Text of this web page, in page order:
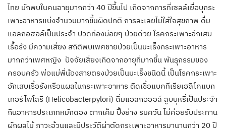
ไทย มักพบในคนอายุมากกว่า 40 ปีขึ้นไป เกิดจากการที่เซลล์เยื่อบุกระ
เพาะอาหารแบ่งจำนวนมากขึ้นผิดปกติ การละเลยไม่ใส่ใจสุขภาพ ดื่ม
แอลกอฮอล์เป็นประจำ ปวดท้องบ่อยๆ ป่วยด้วย โรคกระเพาะอักเสบ
เรื้อรัง มีความเสี่ยง สถิติพบเพศชายป่วยเป็นมะเร็งกระเพาะอาหาร
มากกว่าเพศหญิง ปัจจัยเสี่ยงเกิดจากอายุที่มากขึ้น พันธุกรรมของ
ครอบครัว พ่อแม่พี่น้องสายตรงป่วยเป็นมะเร็งชนิดนี้ เป็นโรคกระเพาะ
อักเสบเรื้อรังหรือแผลในกระเพาะอาหาร ติดเชื้อแบคทีเรียเฮลิโคแบก
เทอร์ไพโลรี (Helicobacterpylori) ดื่มแอลกอฮอล์ สูบบุหรี่เป็นประจำ
กินอาหารประเภทหมักดอง ตากเค็ม ปิ้งย่าง รมควัน ไม่ค่อยรับประทาน
ผักผลไม้ ภาวะอ้วนและมีประวัติผ่าตัดกระเพาะอาหารมานานกว่า 20 ปี